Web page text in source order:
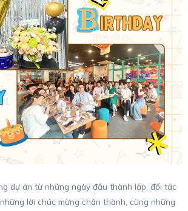
dự án từ những ngày đầu thành lập, đối tác
lời chúc mừng chân thành, cùng những